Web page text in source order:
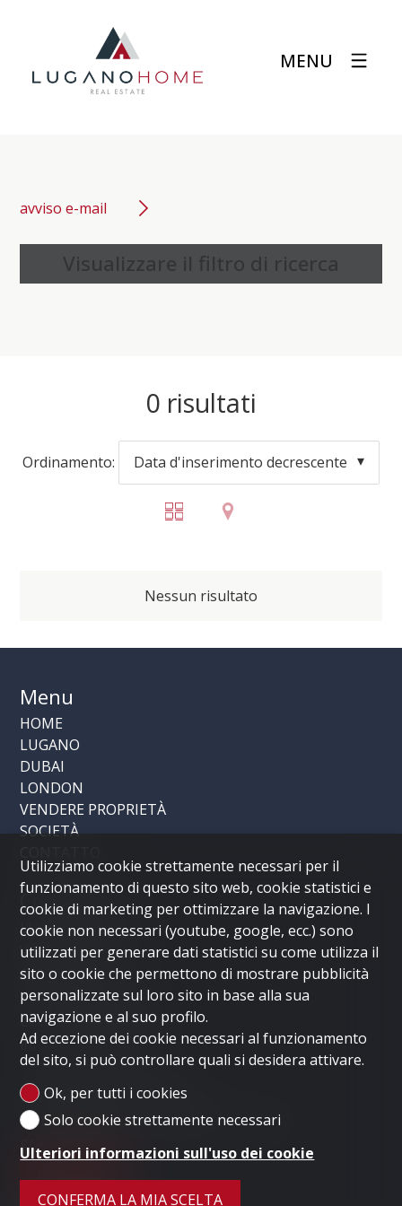
MENU
avviso e-mail
Visualizzare il filtro di ricerca
0 risultati
Ordinamento: Data d'inserimento decrescente
Nessun risultato
Menu
HOME
LUGANO
DUBAI
LONDON
VENDERE PROPRIETÀ
SOCIETÀ
Contattaci
LUGANO HOME SAGL
Via Nassa 3b
6900 Lugano
Tel.+41 91 235 58 56
Cel. +41 79 778 10 93
info@luganohome.ch
Rimanga connesso
Non perdere nessun oggetto, registrarsi
gratuitamente.
ISCRIVERSI
Utilizziamo cookie strettamente necessari per il
funzionamento di questo sito web, cookie statistici e
cookie di marketing per ottimizzare la navigazione. I
cookie non necessari (youtube, google, ecc.) sono
utilizzati per generare dati statistici su come utilizza il
sito o cookie che permettono di mostrare pubblicità
personalizzate sul loro sito in base alla sua
navigazione e al suo profilo.
Ad eccezione dei cookie necessari al funzionamento
del sito, si può controllare quali si desidera attivare.
Ok, per tutti i cookies
Solo cookie strettamente necessari
Ulteriori informazioni sull'uso dei cookie
CONFERMA LA MIA SCELTA